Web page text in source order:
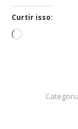
Curtir isso:
Carregando...